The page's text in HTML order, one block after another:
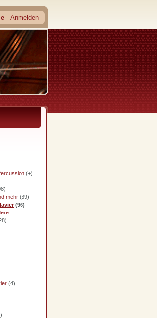
Anmelden
(+)
mehr (39)
(96)
(4)